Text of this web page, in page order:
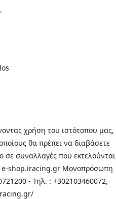
χρήση του ιστότοπου μας,
θα πρέπει να διαβάσετε
σε συναλλαγές που εκτελούνται
e-shop.iracing.gr Μονοπρόσωπη
- Τηλ. : +302103460072,